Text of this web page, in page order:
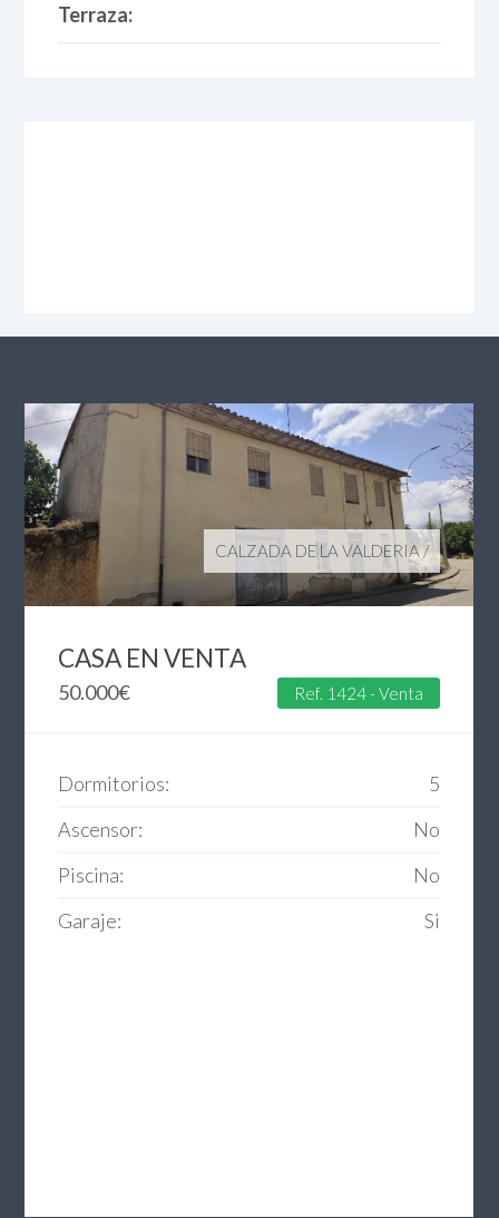
Terraza:
CALZADA DE LA VALDERIA/
CASA EN VENTA
50.000€ Ref. 1424 - Venta
Dormitorios:
5
Ascensor:
No
Piscina:
No
Garaje:
Si